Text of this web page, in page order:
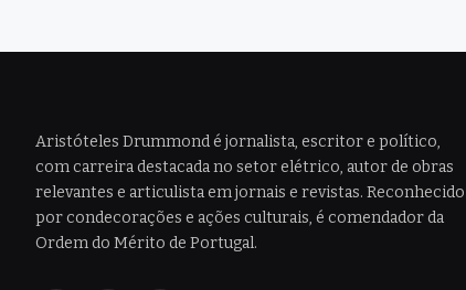
Aristóteles Drummond é jornalista, escritor e político,
com carreira destacada no setor elétrico, autor de obras
relevantes e articulista em jornais e revistas. Reconhecido
por condecorações e ações culturais, é comendador da
Ordem do Mérito de Portugal.